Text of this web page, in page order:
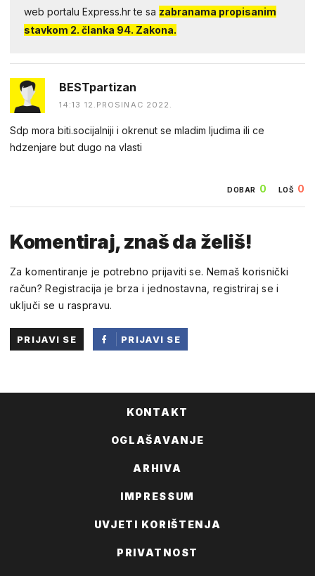
web portalu Express.hr te sa zabranama propisanim
stavkom 2. članka 94. Zakona.
BESTpartizan
14:13 12.PROSINAC 2022.
Sdp mora biti.socijalniji i okrenut se mladim ljudima ili ce
hdzenjare but dugo na vlasti
DOBAR 0 LOŠ 0
Komentiraj, znaš da želiš!
Za komentiranje je potrebno prijaviti se. Nemaš korisnički
račun? Registracija je brza i jednostavna, registriraj se i
uključi se u raspravu.
PRIJAVI SE
PRIJAVI SE
KONTAKT
OGLAŠAVANJE
ARHIVA
IMPRESSUM
UVJETI KORIŠTENJA
PRIVATNOST